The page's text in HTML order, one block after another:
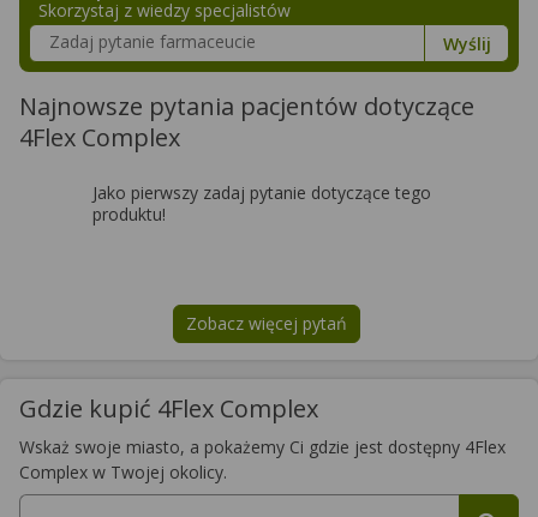
Skorzystaj z wiedzy specjalistów
Szukaj w poradnikach o zdrowiu
Wyślij
Najnowsze pytania pacjentów dotyczące
4Flex Complex
Jako pierwszy zadaj pytanie dotyczące tego
produktu!
Zobacz więcej pytań
na temat4Flex Complex
Gdzie kupić 4Flex Complex
Wskaż swoje miasto, a pokażemy Ci gdzie jest dostępny 4Flex
Complex w Twojej okolicy.